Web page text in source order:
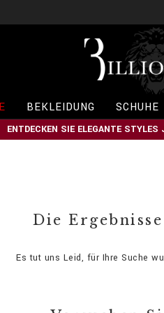
BEKLEIDUNG SCHUHE
ENTDECKEN SIE ELEGANTE
Die
Es tut uns Leid, für Ihre Suche